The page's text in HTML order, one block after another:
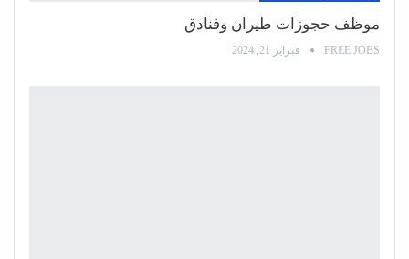
موظف حجوزات طيران وفنادق
FREE JOBS فبراير 21, 2024